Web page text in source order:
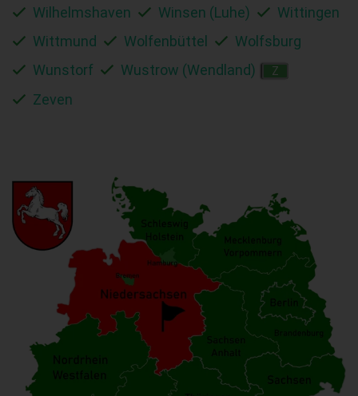
Wilhelmshaven
Winsen (Luhe)
Wittingen
Wittmund
Wolfenbüttel
Wolfsburg
Wunstorf
Wustrow (Wendland) Z
Zeven